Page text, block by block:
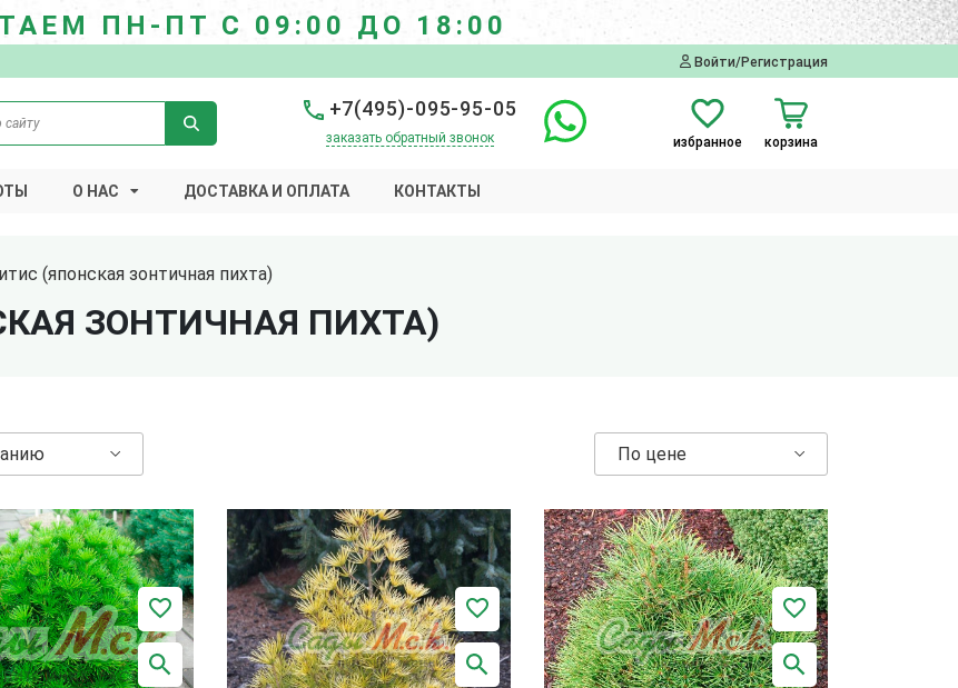
ПН-ПТ С 09:00 ДО 18:00
Войти/Регистрация
+7(495)-095-95-05
заказать обратный звонок избранное корзина
О НАС ДОСТАВКА И ОПЛАТА КОНТАКТЫ
(японская зонтичная пихта)
ЗОНТИЧНАЯ ПИХТА)
По цене